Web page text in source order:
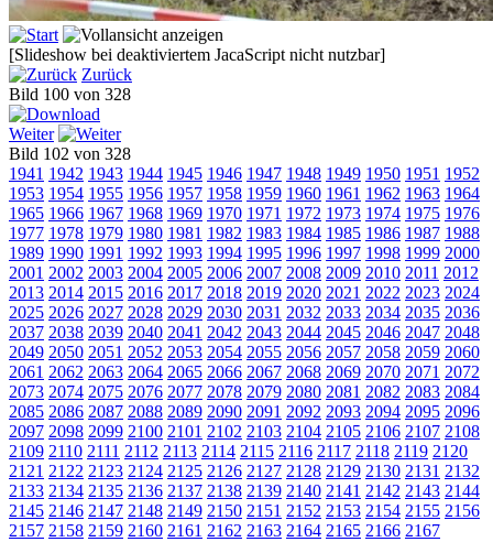
[Slideshow bei deaktiviertem JacaScript nicht nutzbar]
Zurück
Bild 100 von 328
Weiter
Bild 102 von 328
1941 1942 1943 1944 1945 1946 1947 1948 1949 1950 1951 1952
1953 1954 1955 1956 1957 1958 1959 1960 1961 1962 1963 1964
1965 1966 1967 1968 1969 1970 1971 1972 1973 1974 1975 1976
1977 1978 1979 1980 1981 1982 1983 1984 1985 1986 1987 1988
1989 1990 1991 1992 1993 1994 1995 1996 1997 1998 1999 2000
2001 2002 2003 2004 2005 2006 2007 2008 2009 2010 2011 2012
2013 2014 2015 2016 2017 2018 2019 2020 2021 2022 2023 2024
2025 2026 2027 2028 2029 2030 2031 2032 2033 2034 2035 2036
2037 2038 2039 2040 2041 2042 2043 2044 2045 2046 2047 2048
2049 2050 2051 2052 2053 2054 2055 2056 2057 2058 2059 2060
2061 2062 2063 2064 2065 2066 2067 2068 2069 2070 2071 2072
2073 2074 2075 2076 2077 2078 2079 2080 2081 2082 2083 2084
2085 2086 2087 2088 2089 2090 2091 2092 2093 2094 2095 2096
2097 2098 2099 2100 2101 2102 2103 2104 2105 2106 2107 2108
2109 2110 2111 2112 2113 2114 2115 2116 2117 2118 2119 2120
2121 2122 2123 2124 2125 2126 2127 2128 2129 2130 2131 2132
2133 2134 2135 2136 2137 2138 2139 2140 2141 2142 2143 2144
2145 2146 2147 2148 2149 2150 2151 2152 2153 2154 2155 2156
2157 2158 2159 2160 2161 2162 2163 2164 2165 2166 2167